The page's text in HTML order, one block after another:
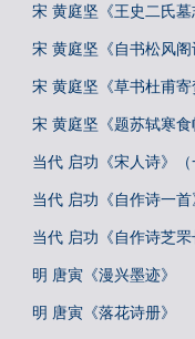
宋 黄庭坚《王史二氏墓
宋 黄庭坚《自书松风阁
宋 黄庭坚《草书杜甫寄
宋 黄庭坚《题苏轼寒食
当代 启功《宋人诗》（
当代 启功《自作诗一首
当代 启功《自作诗芝罘
明 唐寅《漫兴墨迹》
明 唐寅《落花诗册》